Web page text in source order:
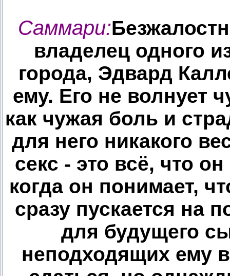
Саммари:
владелец одного
города, Эдвард
ему. Его не волнует
как чужая боль и
для него никакого
секс - это всё, что
когда он понимает,
сразу пускается на
для будущего
неподходящих ему